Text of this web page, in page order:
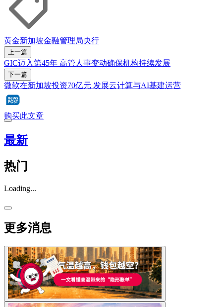
黄金新加坡金融管理局央行
上一篇
GIC迈入第45年 高管人事变动确保机构持续发展
下一篇
微软在新加坡投资70亿元 发展云计算与AI基建运营
购买此文章
最新
热门
Loading...
更多消息